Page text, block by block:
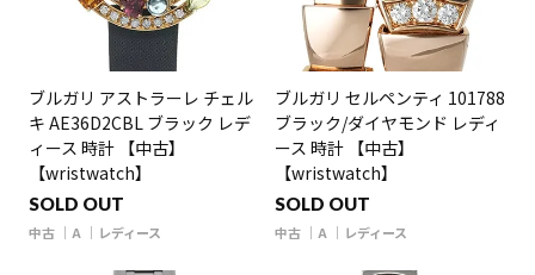
ブルガリ アストラーレ チェル
キ AE36D2CBL ブラック レデ
ィース 時計 【中古】
【wristwatch】
SOLD OUT
中古 A レディース
ブルガリ セルペンティ 101788
ブラック/ダイヤモンド レディ
ース 時計 【中古】
【wristwatch】
SOLD OUT
中古 A レディース